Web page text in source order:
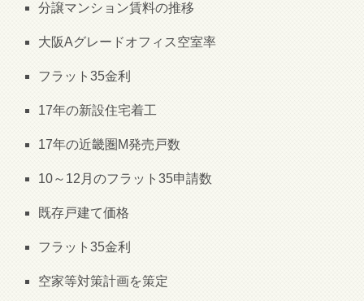
分譲マンション賃料の推移
大阪Aグレードオフィス空室率
フラット35金利
17年の新設住宅着工
17年の近畿圏M発売戸数
10～12月のフラット35申請数
既存戸建て価格
フラット35金利
空家等対策計画を策定